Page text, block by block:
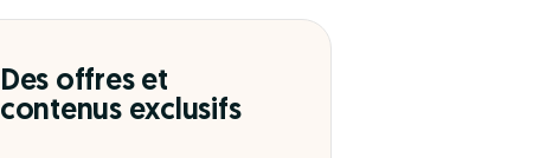
Des offres et
contenus exclusifs